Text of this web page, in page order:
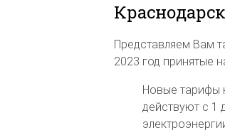
Представляем Вам
2023 год принятые
Новые тарифы
действуют с 1